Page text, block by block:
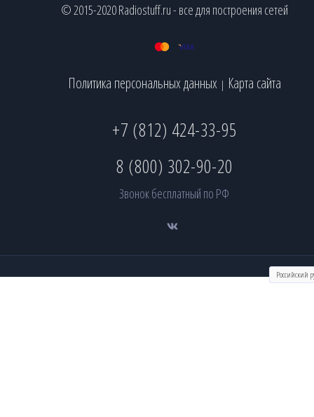
© 2015-2020 Radiostuff.ru - все для построения сетей
Политика персональных данных | Карта сайта
+7 (812) 424-33-95
8 (800) 302-90-20
Звонок бесплатный по РФ